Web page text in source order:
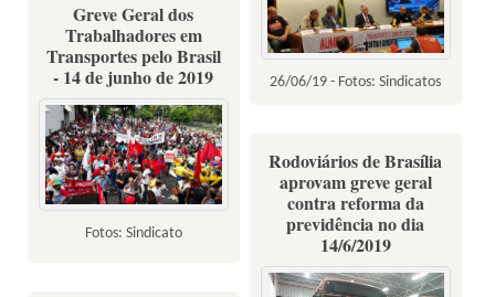
26/06/19 - Fotos: Sindicatos
Greve Geral dos
Trabalhadores em
Transportes pelo Brasil
- 14 de junho de 2019
Fotos: Sindicato
Rodoviários de Brasília
aprovam greve geral
contra reforma da
previdência no dia
14/6/2019